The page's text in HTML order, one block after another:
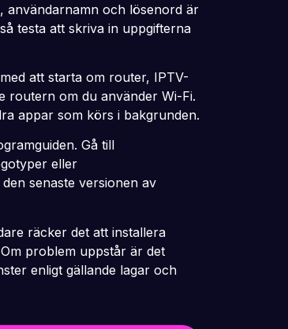
användarnamn och lösenord är
testa att skriva in uppgifterna
att starta om router, IPTV-
routern om du använder Wi-Fi.
appar som körs i bakgrunden.
Gå till
eller
senaste versionen av
räcker det att installera
problem uppstår är det
enligt gällande lagar och